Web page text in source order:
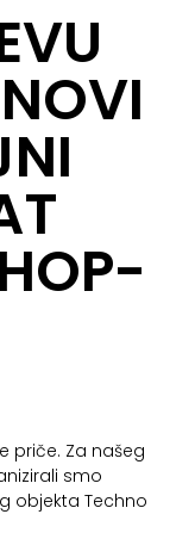
priče. Za našeg
smo
objekta Techno